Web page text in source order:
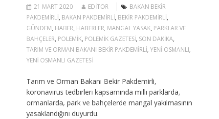
21 MART 2020 EDITOR
BAKAN BEKIR
PAKDEMIRLI, BAKAN PAKDEMIRLI, BEKIR PAKDEMIRLI,
GÜNDEM, HABER, HABERLER, MANGAL YASAK, PARKLAR VE
BAHÇELER, POLEMIK, POLEMIK GAZETESI, SON DAKIKA,
TARIM VE ORMAN BAKANI BEKIR PAKDEMIRLI, YENI OSMANLI,
YENI OSMANLI GAZETESI
Tarım ve Orman Bakanı Bekir Pakdemirli,
koronavirüs tedbirleri kapsamında milli parklarda,
ormanlarda, park ve bahçelerde mangal yakılmasının
yasaklandığını duyurdu.